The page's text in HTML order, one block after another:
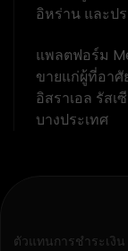
อิหร่าน และป
แพลตฟอร์ม
ขายแก่ผู้ที่อาศั
อิสราเอล รัส
บางประเทศ
ตัวแทนการชำระเงิน